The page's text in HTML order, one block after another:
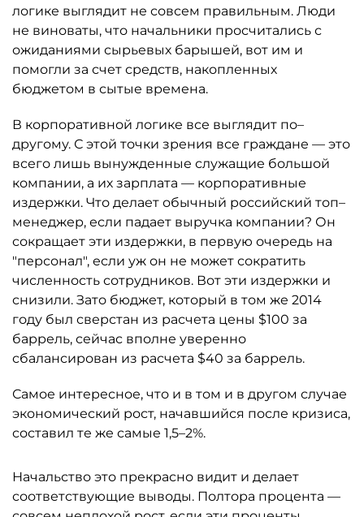
логике выглядит не совсем правильным. Люди
не виноваты, что начальники просчитались с
ожиданиями сырьевых барышей, вот им и
помогли за счет средств, накопленных
бюджетом в сытые времена.
В корпоративной логике все выглядит по–
другому. С этой точки зрения все граждане — это
всего лишь вынужденные служащие большой
компании, а их зарплата — корпоративные
издержки. Что делает обычный российский топ–
менеджер, если падает выручка компании? Он
сокращает эти издержки, в первую очередь на
"персонал", если уж он не может сократить
численность сотрудников. Вот эти издержки и
снизили. Зато бюджет, который в том же 2014
году был сверстан из расчета цены $100 за
баррель, сейчас вполне уверенно
сбалансирован из расчета $40 за баррель.
Самое интересное, что и в том и в другом случае
экономический рост, начавшийся после кризиса,
составил те же самые 1,5–2%.
Начальство это прекрасно видит и делает
соответствующие выводы. Полтора процента —